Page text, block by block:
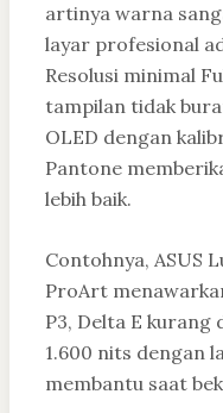
artinya warna
layar profesional
Resolusi minimal
tampilan tidak
OLED dengan
Pantone
lebih baik.
Contohnya, ASUS
ProArt
P3, Delta E kurang
1.600 nits dengan
membantu saat